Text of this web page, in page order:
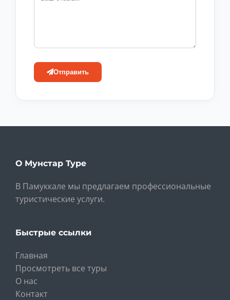
Отправить
О Мунстар Туре
В Памуккале мы предлагаем профессиональные
туристические услуги.
Быстрые ссылки
Главная
Просмотреть все туры
О нас
Контакт